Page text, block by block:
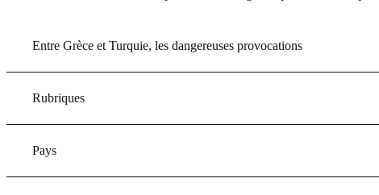
Entre Grèce et Turquie, les dangereuses provocations
Rubriques
Pays